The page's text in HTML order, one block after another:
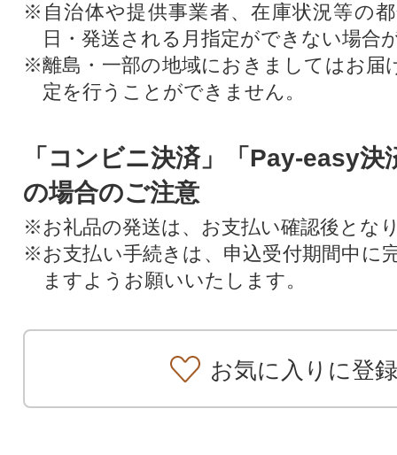
※自治体や提供事業者、在庫状況等の
日・発送される月指定ができない場合
※離島・一部の地域におきましてはお届
定を行うことができません。
「コンビニ決済」「Pay-easy決
の場合のご注意
※お礼品の発送は、お支払い確認後とな
※お支払い手続きは、申込受付期間中に
ますようお願いいたします。
お気に入りに登録